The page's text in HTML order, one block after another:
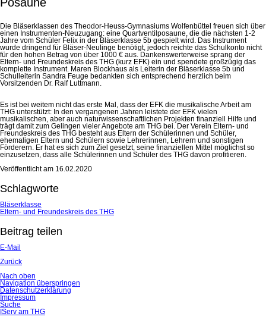
Die Bläserklassen des Theodor-Heuss-Gymnasiums Wolfenbüttel freuen sich über
einen Instrumenten-Neuzugang: eine Quartventilposaune, die die nächsten 1-2
Jahre vom Schüler Felix in der Bläserklasse 5b gespielt wird. Das Instrument
wurde dringend für Bläser-Neulinge benötigt, jedoch reichte das Schulkonto nicht
für den hohen Betrag von über 1000 € aus. Dankenswerterweise sprang der
Eltern- und Freundeskreis des THG (kurz EFK) ein und spendete großzügig das
komplette Instrument. Maren Blockhaus als Leiterin der Bläserklasse 5b und
Schulleiterin Sandra Feuge bedankten sich entsprechend herzlich beim
Vorsitzenden Dr. Ralf Luttmann.
Es ist bei weitem nicht das erste Mal, dass der EFK die musikalische Arbeit am
THG unterstützt: In den vergangenen Jahren leistete der EFK vielen
musikalischen, aber auch naturwissenschaftlichen Projekten finanziell Hilfe und
trägt damit zum Gelingen vieler Angebote am THG bei. Der Verein Eltern- und
Freundeskreis des THG besteht aus Eltern der Schülerinnen und Schüler,
ehemaligen Eltern und Schülern sowie Lehrerinnen, Lehrern und sonstigen
Förderern. Er hat es sich zum Ziel gesetzt, seine finanziellen Mittel möglichst so
einzusetzen, dass alle Schülerinnen und Schüler des THG davon profitieren.
Veröffentlicht am 16.02.2020
Schlagworte
Bläserklasse
Eltern- und Freundeskreis des THG
Beitrag teilen
E-Mail
Zurück
Nach oben
Navigation überspringen
Datenschutzerklärung
Impressum
Suche
IServ am THG